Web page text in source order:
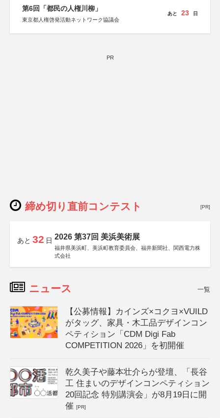
第6回「都民の人権川柳」
東京都人権啓発活動ネットワーク協議会
あと 23 日
PR
締め切り直前コンテスト [PR]
あと 32 日 2026 第37回 美浜美術展
福井県美浜町、美浜町教育委員会、福井新聞社、関西電力株
式会社
ニュース 一覧
【公募情報】カインズ×コクヨ×VUILD
がタッグ、家具・木工品デザインコン
ペティション「CDM Digi Fab
COMPETITION 2026」を初開催
乾久美子や藤本壮介らが登壇、「長谷
工 住まいのデザインコンペティション
20回記念 特別講演会」が8月19日に開
催[PR]